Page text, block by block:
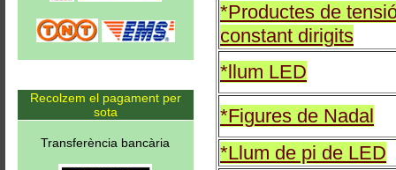
*Productes de
constant dirigits
*llum LED
*Figures de Nadal
*Llum de pi de LED
Recolzem el pagament per
sota
Transferència bancària